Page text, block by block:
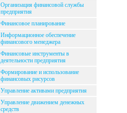
Организация финансовой службы
предприятия
Финансовое планирование
Информационное обеспечение
финансового менеджера
Финансовые инструменты в
деятельности предприятия
Формирование и использование
финансовых рисурсов
Управление активами предприятия
Управление движением денежных
средств